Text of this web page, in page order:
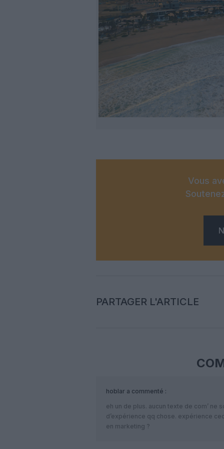
Vous
PARTAGER L'ARTICLE
hoblar a commenté :
eh un de plus. aucun texte de com’ ne
d’expérience qq chose. expérience
en marketing ?